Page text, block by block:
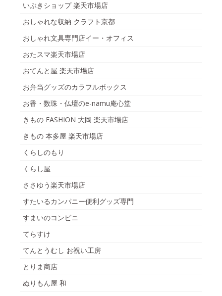
いぶきショップ 楽天市場店
おしゃれな収納 クラフト京都
おしゃれ文具専門店イー・オフィス
おたスマ楽天市場店
おてんと屋 楽天市場店
お弁当グッズのカラフルボックス
お香・数珠・仏壇のe-namu庵心堂
きもの FASHION 大岡 楽天市場店
きもの 本多屋 楽天市場店
くらしのもり
くらし屋
ささゆう楽天市場店
すたいるカンパニー便利グッズ専門
すまいのコンビニ
てらすけ
てんとうむし お祝い工房
とりま商店
ぬりもん屋 和